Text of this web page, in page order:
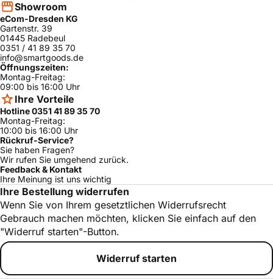
Showroom
eCom-Dresden KG
Gartenstr. 39
01445 Radebeul
0351 / 41 89 35 70
info@smartgoods.de
Öffnungszeiten:
Montag-Freitag:
09:00 bis 16:00 Uhr
Ihre Vorteile
Hotline 0351 41 89 35 70
Montag-Freitag:
10:00 bis 16:00 Uhr
Rückruf-Service?
Sie haben Fragen?
Wir rufen Sie umgehend zurück.
Feedback & Kontakt
Ihre Meinung ist uns wichtig
Ihre Bestellung widerrufen
Wenn Sie von Ihrem gesetztlichen Widerrufsrecht
Gebrauch machen möchten, klicken Sie einfach auf den
"Widerruf starten"-Button.
Widerruf starten